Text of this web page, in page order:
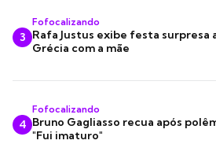
3
Fofocalizando
Rafa Justus exibe festa surpresa
Grécia com a mãe
4
Fofocalizando
Bruno Gagliasso recua após
"Fui imaturo"